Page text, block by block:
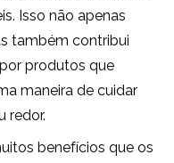
Isso não apenas
também contribui
produtos que
maneira de cuidar
redor.
benefícios que os